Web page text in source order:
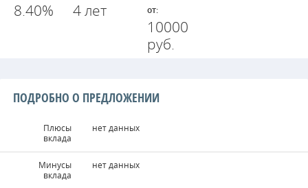
8.40% 4 лет
от:
10000
руб.
ПОДРОБНО О ПРЕДЛОЖЕНИИ
Плюсы
вклада
нет данных
Минусы
вклада
нет данных